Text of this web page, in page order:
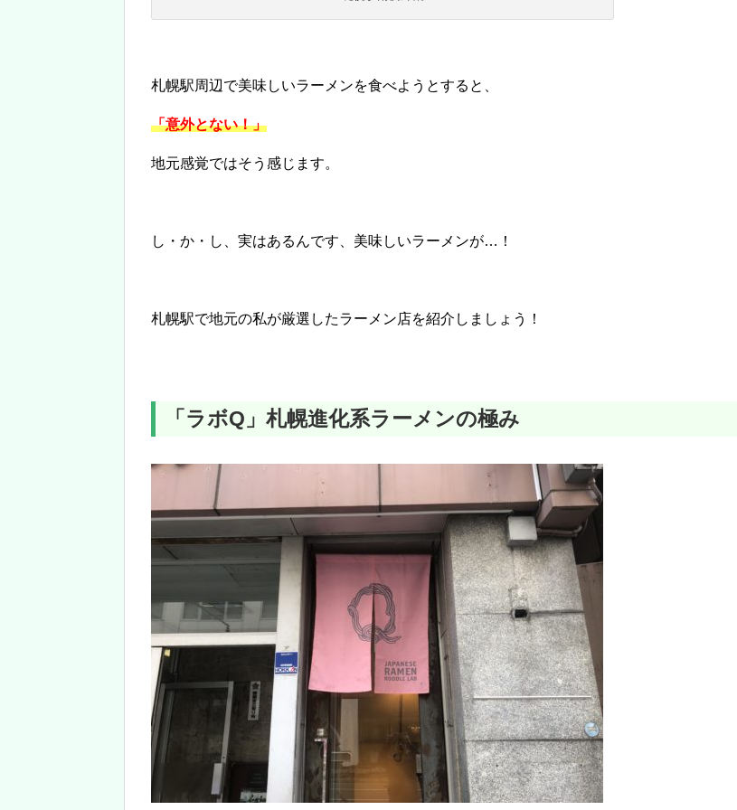
札幌駅周辺で美味しいラーメンを食べようとすると、
「意外とない！」
地元感覚ではそう感じます。
し・か・し、実はあるんです、美味しいラーメンが…！
札幌駅で地元の私が厳選したラーメン店を紹介しましょう！
「ラボQ」札幌進化系ラーメンの極み